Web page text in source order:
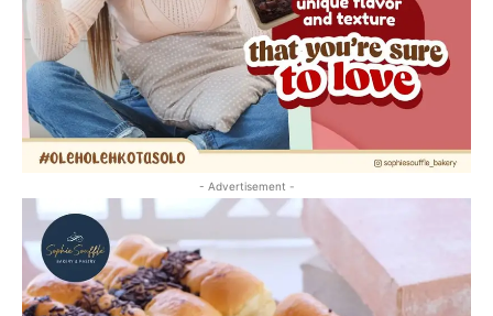
- Advertisement -